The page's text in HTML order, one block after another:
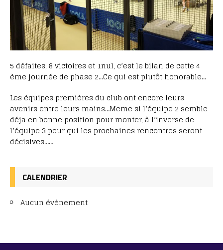
5 défaites, 8 victoires et 1nul, c’est le bilan de cette 4
ème journée de phase 2…Ce qui est plutôt honorable…
Les équipes premières du club ont encore leurs
avenirs entre leurs mains…Meme si l’équipe 2 semble
déja en bonne position pour monter, à l’inverse de
l’équipe 3 pour qui les prochaines rencontres seront
décisives……
CALENDRIER
Aucun évènement